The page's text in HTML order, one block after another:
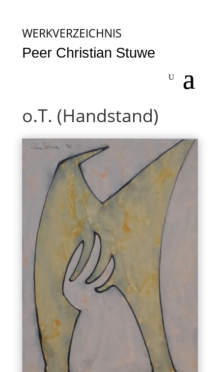
WERKVERZEICHNIS
Peer Christian Stuwe
o.T. (Handstand)